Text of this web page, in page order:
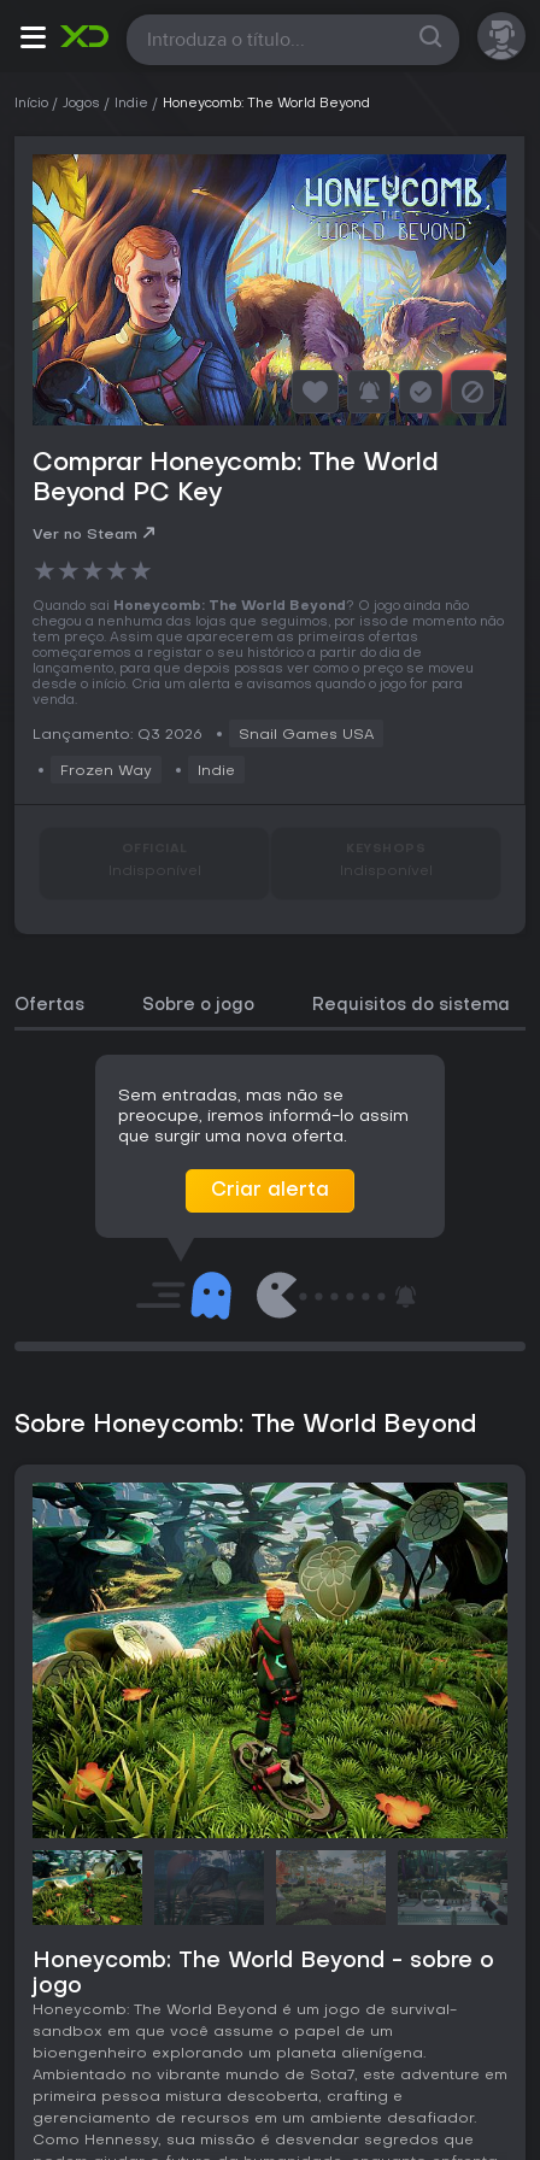
Todas
Início Jogos Indie Honeycomb: The World Beyond
Comprar Honeycomb: The World
Beyond PC Key
Ver no Steam
★★★★★
Quando sai Honeycomb: The World Beyond? O jogo ainda não
chegou a nenhuma das lojas que seguimos, por isso de momento não
tem preço. Assim que aparecerem as primeiras ofertas
começaremos a registar o seu histórico a partir do dia de
lançamento, para que depois possas ver como o preço se moveu
desde o início. Cria um alerta e avisamos quando o jogo for para
venda.
Lançamento: Q3 2026 Snail Games USA
Frozen Way Indie
Indisponível Indisponível
Ofertas Sobre o jogo Requisitos do sistema
Sem entradas, mas não se
preocupe, iremos informá-lo assim
que surgir uma nova oferta.
Criar alerta
Sobre Honeycomb: The World Beyond
Honeycomb: The World Beyond - sobre o
jogo
Honeycomb: The World Beyond é um jogo de survival-
sandbox em que você assume o papel de um
bioengenheiro explorando um planeta alienígena.
Ambientado no vibrante mundo de Sota7, este adventure em
primeira pessoa mistura descoberta, crafting e
gerenciamento de recursos em um ambiente desafiador.
Como Hennessy, sua missão é desvendar segredos que